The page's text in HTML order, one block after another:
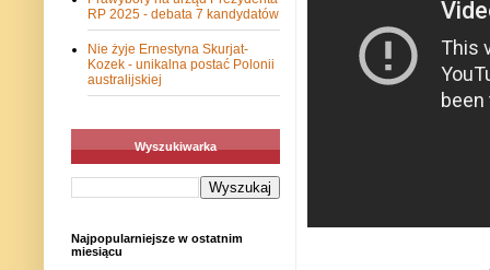
RP 2025 - debata 7 kandydatów
Nie żyje Ernestyna Skurjat-
Kozek - unikalna postać Polonii
australijskiej
Wyszukiwarka
Najpopularniejsze w ostatnim
miesiącu